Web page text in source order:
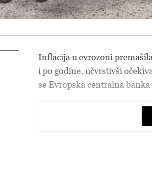
Inflacija u evrozoni
i po godine, učvrstivši
se Evropska centralna